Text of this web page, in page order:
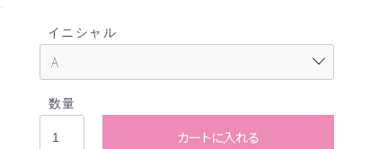
イニシャル
数量
カートに入れる